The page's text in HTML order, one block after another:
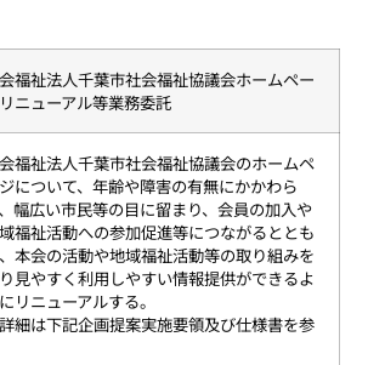
福祉法人千葉市社会福祉協議会ホームペー
ニューアル等業務委託
福祉法人千葉市社会福祉協議会のホームペ
について、年齢や障害の有無にかかわら
幅広い市民等の目に留まり、会員の加入や
福祉活動への参加促進等につながるととも
本会の活動や地域福祉活動等の取り組みを
見やすく利用しやすい情報提供ができるよ
リニューアルする。
細は下記企画提案実施要領及び仕様書を参